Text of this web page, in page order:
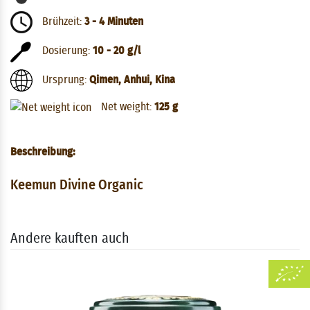
Brühzeit: 3 - 4 Minuten
Dosierung: 10 - 20 g/l
Ursprung: Qimen, Anhui, Kina
Net weight: 125 g
Beschreibung:
Keemun Divine Organic
Andere kauften auch